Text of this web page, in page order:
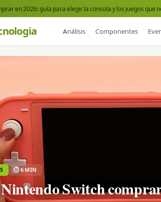
en 2026: guía para elegir la consola y los juegos que
Análisis Componentes
⏱ 6 MIN
Switch